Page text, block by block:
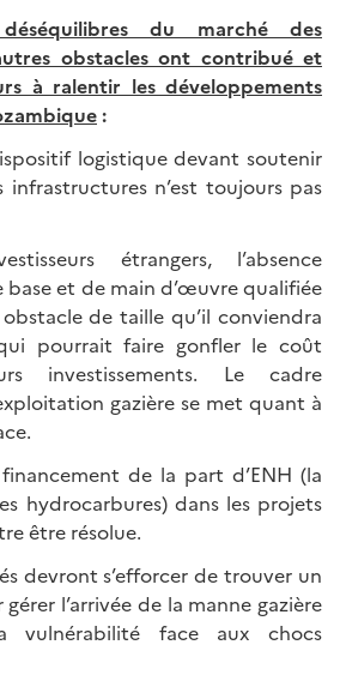
du marché des
obstacles ont contribué et
à ralentir les développements
:
logistique devant soutenir
n’est toujours pas
étrangers, l’absence
base et de main d’œuvre qualifiée
de taille qu’il conviendra
pourrait faire gonfler le coût
Le cadre
gazière se met quant à
de la part d’ENH (la
hydrocarbures) dans les projets
être résolue.
devront s’efforcer de trouver un
l’arrivée de la manne gazière
vulnérabilité face aux chocs